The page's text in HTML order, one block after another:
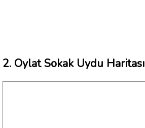
2. Oylat Sokak Uydu Haritası